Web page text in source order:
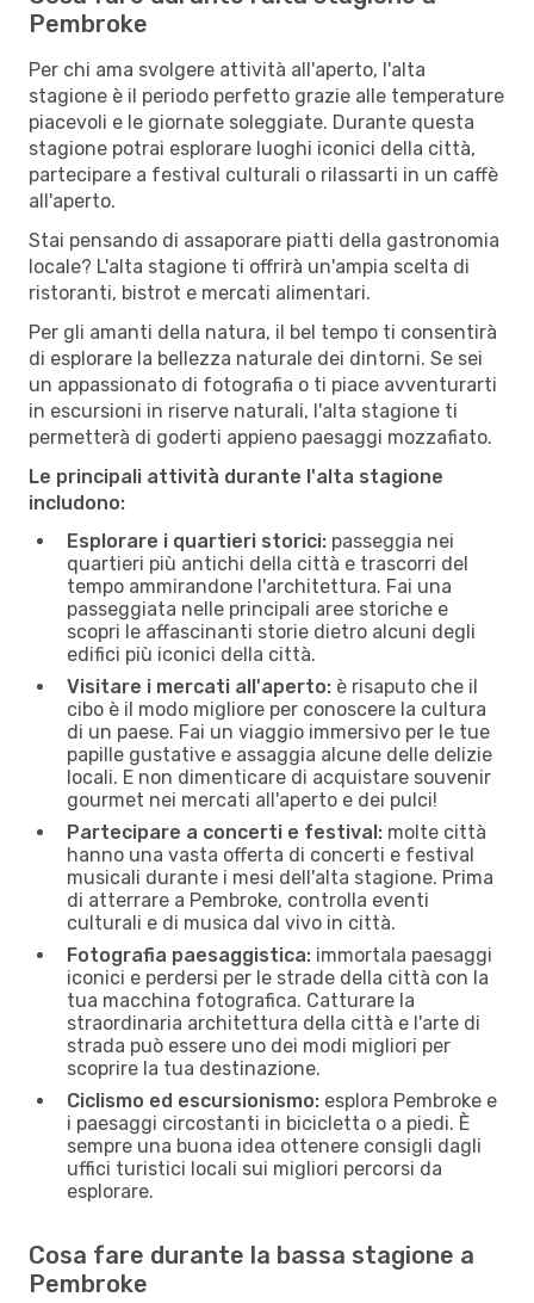
Pembroke
Per chi ama svolgere attività all'aperto, l'alta
stagione è il periodo perfetto grazie alle temperature
piacevoli e le giornate soleggiate. Durante questa
stagione potrai esplorare luoghi iconici della città,
partecipare a festival culturali o rilassarti in un caffè
all'aperto.
Stai pensando di assaporare piatti della gastronomia
locale? L'alta stagione ti offrirà un'ampia scelta di
ristoranti, bistrot e mercati alimentari.
Per gli amanti della natura, il bel tempo ti consentirà
di esplorare la bellezza naturale dei dintorni. Se sei
un appassionato di fotografia o ti piace avventurarti
in escursioni in riserve naturali, l'alta stagione ti
permetterà di goderti appieno paesaggi mozzafiato.
Le principali attività durante l'alta stagione
includono:
Esplorare i quartieri storici: passeggia nei
quartieri più antichi della città e trascorri del
tempo ammirandone l'architettura. Fai una
passeggiata nelle principali aree storiche e
scopri le affascinanti storie dietro alcuni degli
edifici più iconici della città.
Visitare i mercati all'aperto: è risaputo che il
cibo è il modo migliore per conoscere la cultura
di un paese. Fai un viaggio immersivo per le tue
papille gustative e assaggia alcune delle delizie
locali. E non dimenticare di acquistare souvenir
gourmet nei mercati all'aperto e dei pulci!
Partecipare a concerti e festival: molte città
hanno una vasta offerta di concerti e festival
musicali durante i mesi dell'alta stagione. Prima
di atterrare a Pembroke, controlla eventi
culturali e di musica dal vivo in città.
Fotografia paesaggistica: immortala paesaggi
iconici e perdersi per le strade della città con la
tua macchina fotografica. Catturare la
straordinaria architettura della città e l'arte di
strada può essere uno dei modi migliori per
scoprire la tua destinazione.
Ciclismo ed escursionismo: esplora Pembroke e
i paesaggi circostanti in bicicletta o a piedi. È
sempre una buona idea ottenere consigli dagli
uffici turistici locali sui migliori percorsi da
esplorare.
Cosa fare durante la bassa stagione a
Pembroke